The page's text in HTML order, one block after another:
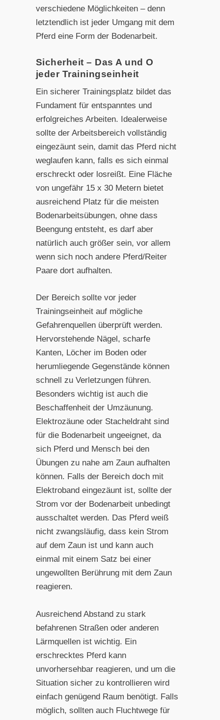
verschiedene Möglichkeiten – denn
letztendlich ist jeder Umgang mit dem
Pferd eine Form der Bodenarbeit.
Sicherheit – Das A und O
jeder Trainingseinheit
Ein sicherer Trainingsplatz bildet das
Fundament für entspanntes und
erfolgreiches Arbeiten. Idealerweise
sollte der Arbeitsbereich vollständig
eingezäunt sein, damit das Pferd nicht
weglaufen kann, falls es sich einmal
erschreckt oder losreißt. Eine Fläche
von ungefähr 15 x 30 Metern bietet
ausreichend Platz für die meisten
Bodenarbeitsübungen, ohne dass
Beengung entsteht, es darf aber
natürlich auch größer sein, vor allem
wenn sich noch andere Pferd/Reiter
Paare dort aufhalten.
Der Bereich sollte vor jeder
Trainingseinheit auf mögliche
Gefahrenquellen überprüft werden.
Hervorstehende Nägel, scharfe
Kanten, Löcher im Boden oder
herumliegende Gegenstände können
schnell zu Verletzungen führen.
Besonders wichtig ist auch die
Beschaffenheit der Umzäunung.
Elektrozäune oder Stacheldraht sind
für die Bodenarbeit ungeeignet, da
sich Pferd und Mensch bei den
Übungen zu nahe am Zaun aufhalten
können. Falls der Bereich doch mit
Elektroband eingezäunt ist, sollte der
Strom vor der Bodenarbeit unbedingt
ausschaltet werden. Das Pferd weiß
nicht zwangsläufig, dass kein Strom
auf dem Zaun ist und kann auch
einmal mit einem Satz bei einer
ungewollten Berührung mit dem Zaun
reagieren.
Ausreichend Abstand zu stark
befahrenen Straßen oder anderen
Lärmquellen ist wichtig. Ein
erschrecktes Pferd kann
unvorhersehbar reagieren, und um die
Situation sicher zu kontrollieren wird
einfach genügend Raum benötigt. Falls
möglich, sollten auch Fluchtwege für